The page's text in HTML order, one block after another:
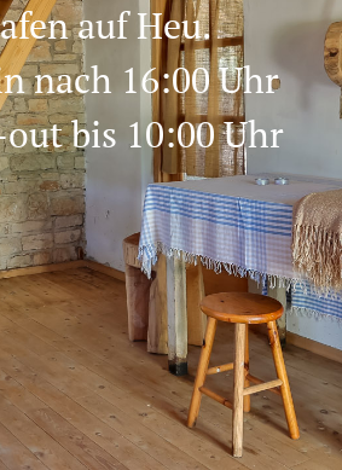
auf Heu.
nach 16:00 Uhr
out bis 10:00 Uhr